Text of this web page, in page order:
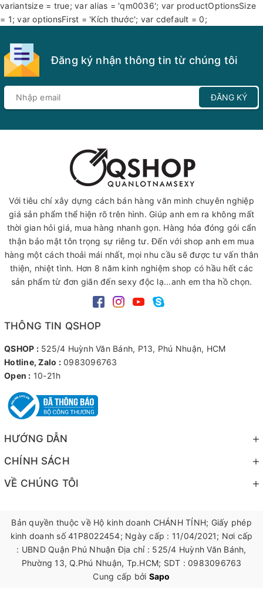
variantsize = true; var alias = 'qm0036'; var productOptionsSize
= 1; var optionsFirst = 'Kích thước'; var cdefault = 0;
Đăng ký nhận thông tin từ chúng tôi
ĐĂNG KÝ
Với tiêu chí xây dựng cách bán hàng văn minh chuyên nghiệp
giá sản phẩm thể hiện rõ trên hình. Giúp anh em ra không mất
thời gian hỏi giá, mua hàng nhanh gọn. Hàng hóa đóng gói cẩn
thận bảo mật tôn trọng sự riêng tư. Đến với shop anh em mua
hàng một cách thoải mái nhất, mọi nhu cầu sẽ được tư vấn thân
thiện, nhiệt tình. Hơn 8 năm kinh nghiệm shop có hầu hết các
sản phẩm từ đơn giãn đến sexy độc lạ...anh em tha hồ chọn.
THÔNG TIN QSHOP
QSHOP : 525/4 Huỳnh Văn Bánh, P13, Phú Nhuận, HCM
Hotline, Zalo : 0983096763
Open : 10-21h
HƯỚNG DẪN
CHÍNH SÁCH
VỀ CHÚNG TÔI
Bản quyền thuộc về Hộ kinh doanh CHÁNH TÍNH; Giấy phép
kinh doanh số 41P8022454; Ngày cấp : 11/04/2021; Nơi cấp
: UBND Quận Phú Nhuận Địa chỉ : 525/4 Huỳnh Văn Bánh,
Phường 13, Q.Phú Nhuận, Tp.HCM; SDT : 0983096763
Cung cấp bởi Sapo